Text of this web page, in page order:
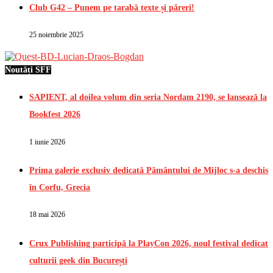
Club G42 – Punem pe tarabă texte și păreri!
25 noiembrie 2025
Noutăți SFF
SAPIENT, al doilea volum din seria Nordam 2190, se lansează la
Bookfest 2026
1 iunie 2026
Prima galerie exclusiv dedicată Pământului de Mijloc s-a deschis
în Corfu, Grecia
18 mai 2026
Crux Publishing participă la PlayCon 2026, noul festival dedicat
culturii geek din București